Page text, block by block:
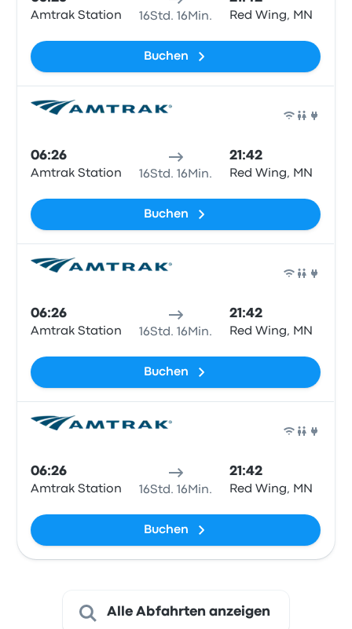
Amtrak Station 16Std. 16Min. Red Wing, MN
Buchen
06:26
Amtrak Station 16Std. 16Min.
21:42
Red Wing, MN
Buchen
06:26
Amtrak Station 16Std. 16Min.
21:42
Red Wing, MN
Buchen
06:26
Amtrak Station 16Std. 16Min.
21:42
Red Wing, MN
Buchen
Alle Abfahrten anzeigen